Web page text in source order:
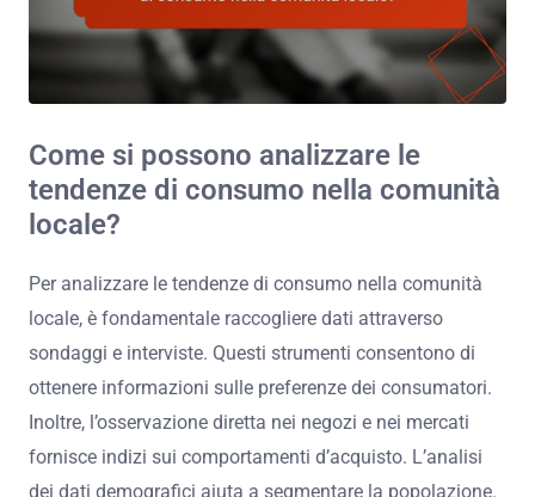
Come si possono analizzare le
tendenze di consumo nella comunità
locale?
Per analizzare le tendenze di consumo nella comunità
locale, è fondamentale raccogliere dati attraverso
sondaggi e interviste. Questi strumenti consentono di
ottenere informazioni sulle preferenze dei consumatori.
Inoltre, l’osservazione diretta nei negozi e nei mercati
fornisce indizi sui comportamenti d’acquisto. L’analisi
dei dati demografici aiuta a segmentare la popolazione.